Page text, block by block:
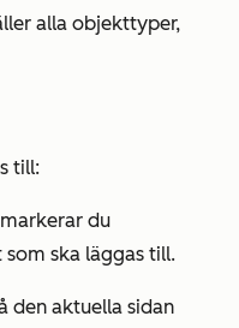
alla objekttyper,
till:
du
ska läggas till.
den aktuella sidan